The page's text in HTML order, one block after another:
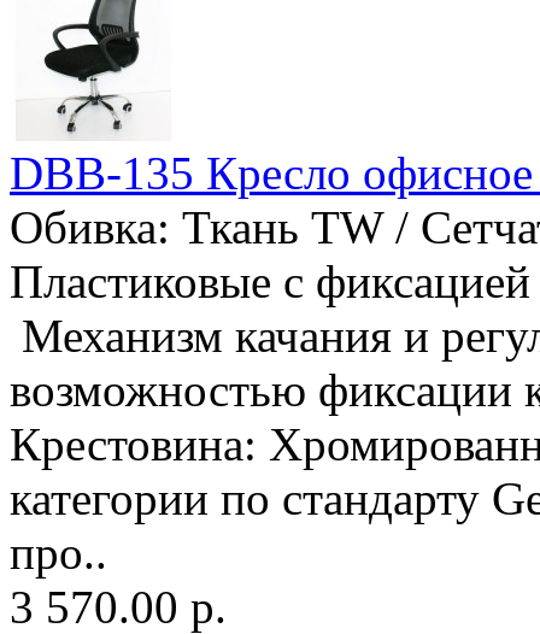
DBB-135 Кресло
Обивка: Ткань TW /
Пластиковые с
Механизм качания и
возможностью фиксации
Крестовина:
категории по стандарту
про..
3 570.00 р.